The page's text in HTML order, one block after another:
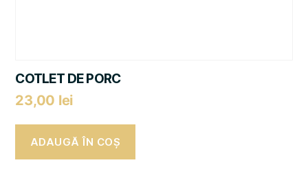
COTLET DE PORC
23,00 lei
ADAUGĂ ÎN COȘ